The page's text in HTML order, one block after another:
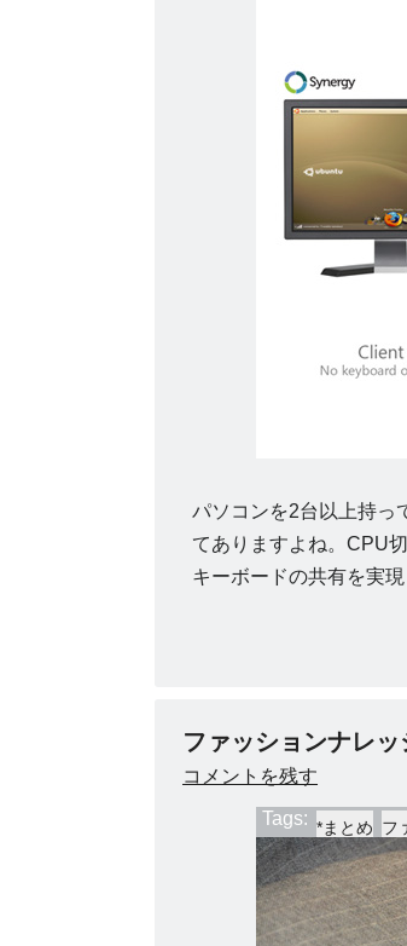
パソコンを2台以上持っ
てありますよね。CPU
キーボードの共有を実現
ファッションナレ
コメントを残す
Tags: *まとめ フ